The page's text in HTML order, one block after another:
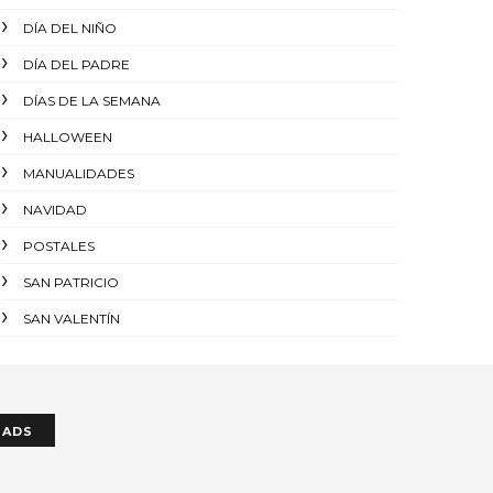
DÍA DEL NIÑO
DÍA DEL PADRE
DÍAS DE LA SEMANA
HALLOWEEN
MANUALIDADES
NAVIDAD
POSTALES
SAN PATRICIO
SAN VALENTÍN
ADS